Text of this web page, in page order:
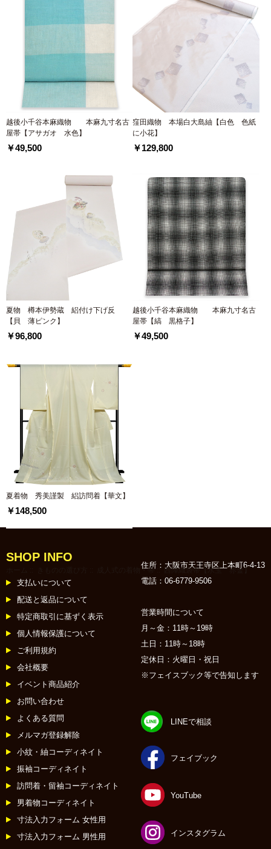
越後小千谷本麻織物 本麻九寸名古
屋帯【アサガオ 水色】
￥49,500
窪田織物 本場白大島紬【白色 色紙
に小花】
￥129,800
夏物 樽本伊勢蔵 絽付け下げ反
【貝 薄ピンク】
￥96,800
越後小千谷本麻織物 本麻九寸名古
屋帯【縞 黒格子】
￥49,500
夏着物 秀美謹製 絽訪問着【華文】
￥148,500
成人式の着物・帯:: 西陣織袋帯【水玉 赤金】
SHOP INFO
支払いについて
配送と返品について
特定商取引に基ずく表示
個人情報保護について
ご利用規約
会社概要
イベント商品紹介
お問い合わせ
よくある質問
メルマガ登録解除
小紋・紬コーディネイト
振袖コーディネイト
訪問着・留袖コーディネイト
男着物コーディネイト
寸法入力フォーム 女性用
寸法入力フォーム 男性用
住所：大阪市天王寺区上本町6-4-13
電話：06-6779-9506
営業時間について
月～金：11時～19時
土日：11時～18時
定休日：火曜日・祝日
※フェイスブック等で告知します
LINEで相談
フェイブック
YouTube
インスタグラム